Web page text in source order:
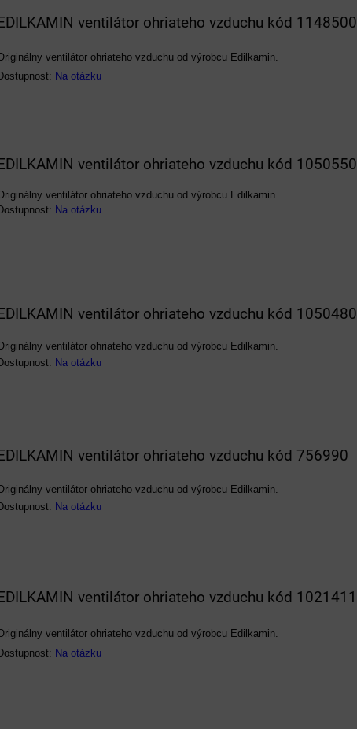
ventilátor ohriateho vzduchu kód 1148500
ventilátor ohriateho vzduchu od výrobcu Edilkamin.
Na otázku
ventilátor ohriateho vzduchu kód 1050550
ventilátor ohriateho vzduchu od výrobcu Edilkamin.
Na otázku
ventilátor ohriateho vzduchu kód 1050480
ventilátor ohriateho vzduchu od výrobcu Edilkamin.
Na otázku
ventilátor ohriateho vzduchu kód 756990
ventilátor ohriateho vzduchu od výrobcu Edilkamin.
Na otázku
ventilátor ohriateho vzduchu kód 1021411
ventilátor ohriateho vzduchu od výrobcu Edilkamin.
Na otázku